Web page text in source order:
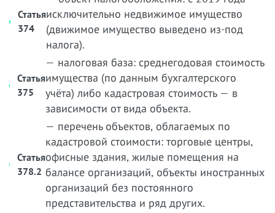
Статья
374
исключительно недвижимое имущество
(движимое имущество выведено из-под
налога).
Статья
375
— налоговая база: среднегодовая стоимость
имущества (по данным бухгалтерского
учёта) либо кадастровая стоимость — в
зависимости от вида объекта.
Статья
378.2
— перечень объектов, облагаемых по
кадастровой стоимости: торговые центры,
офисные здания, жилые помещения на
балансе организаций, объекты иностранных
организаций без постоянного
представительства и ряд других.